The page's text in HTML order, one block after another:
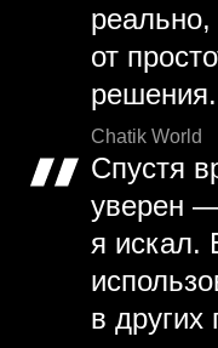
от
решения.
Chatik World
Спустя
уверен
я искал.
в других